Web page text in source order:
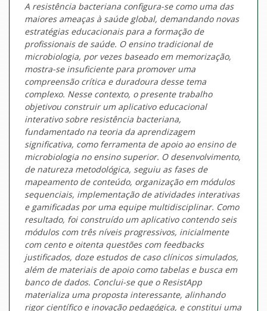
A resistência bacteriana configura-se como uma das
maiores ameaças à saúde global, demandando novas
estratégias educacionais para a formação de
profissionais de saúde. O ensino tradicional de
microbiologia, por vezes baseado em memorização,
mostra-se insuficiente para promover uma
compreensão crítica e duradoura desse tema
complexo. Nesse contexto, o presente trabalho
objetivou construir um aplicativo educacional
interativo sobre resistência bacteriana,
fundamentado na teoria da aprendizagem
significativa, como ferramenta de apoio ao ensino de
microbiologia no ensino superior. O desenvolvimento,
de natureza metodológica, seguiu as fases de
mapeamento de conteúdo, organização em módulos
sequenciais, implementação de atividades interativas
e gamificadas por uma equipe multidisciplinar. Como
resultado, foi construído um aplicativo contendo seis
módulos com três níveis progressivos, inicialmente
com cento e oitenta questões com feedbacks
justificados, doze estudos de caso clínicos simulados,
além de materiais de apoio como tabelas e busca em
banco de dados. Conclui-se que o ResistApp
materializa uma proposta interessante, alinhando
rigor científico e inovação pedagógica, e constitui uma